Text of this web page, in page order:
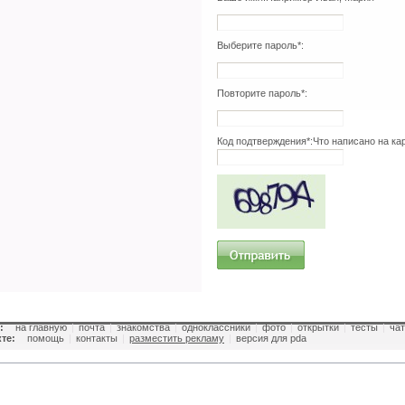
Выберите пароль*:
Повторите пароль*:
Код подтверждения*:Что написано на
на главную | почта | знакомства | одноклассники | фото | открытки | тесты | чат
помощь контакты разместить рекламу версия для pda